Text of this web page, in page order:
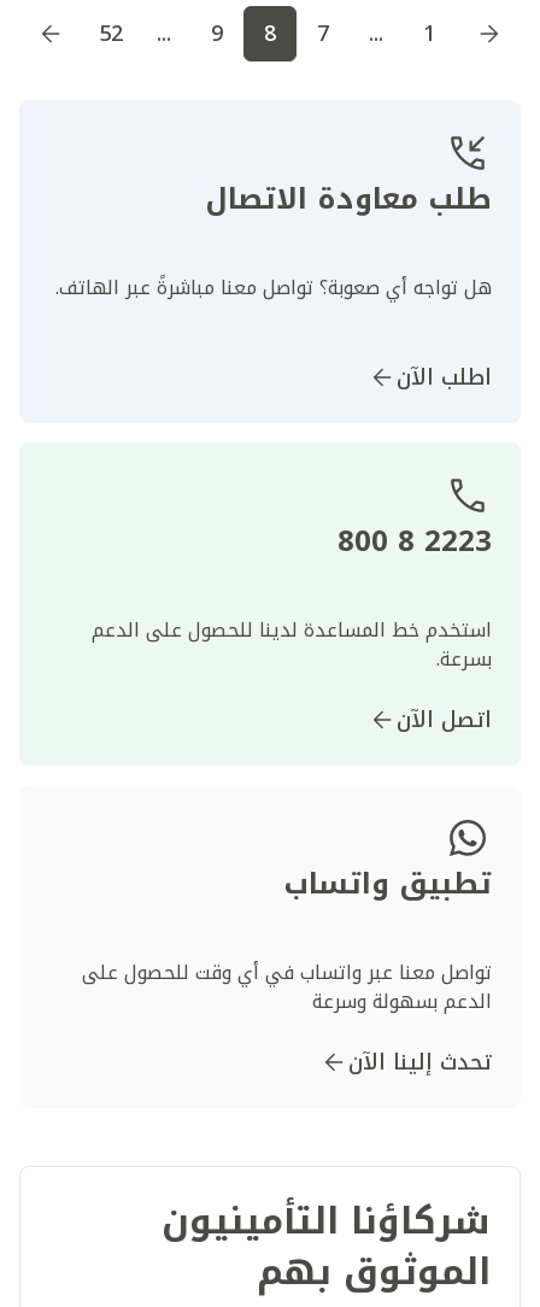
اذهب إلى الصفحة اذهب إلى الصفحة اذهب إلى 1
...
7
8
9
...
52
طلب معاودة الاتصال
هل تواجه أي صعوبة؟ تواصل معنا مباشرةً عبر الهاتف.
اطلب الآن
2223 8 800
استخدم خط المساعدة لدينا للحصول على الدعم
بسرعة.
اتصل الآن
تطبيق واتساب
تواصل معنا عبر واتساب في أي وقت للحصول على
الدعم بسهولة وسرعة
تحدث إلينا الآن
شركاؤنا التأمينيون
الموثوق بهم